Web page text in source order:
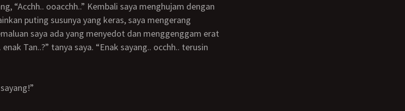
puting susunya yang keras, saya mengerang
saya ada yang menyedot dan menggenggam erat
Tan..?” tanya saya. “Enak sayang.. occhh.. terusin